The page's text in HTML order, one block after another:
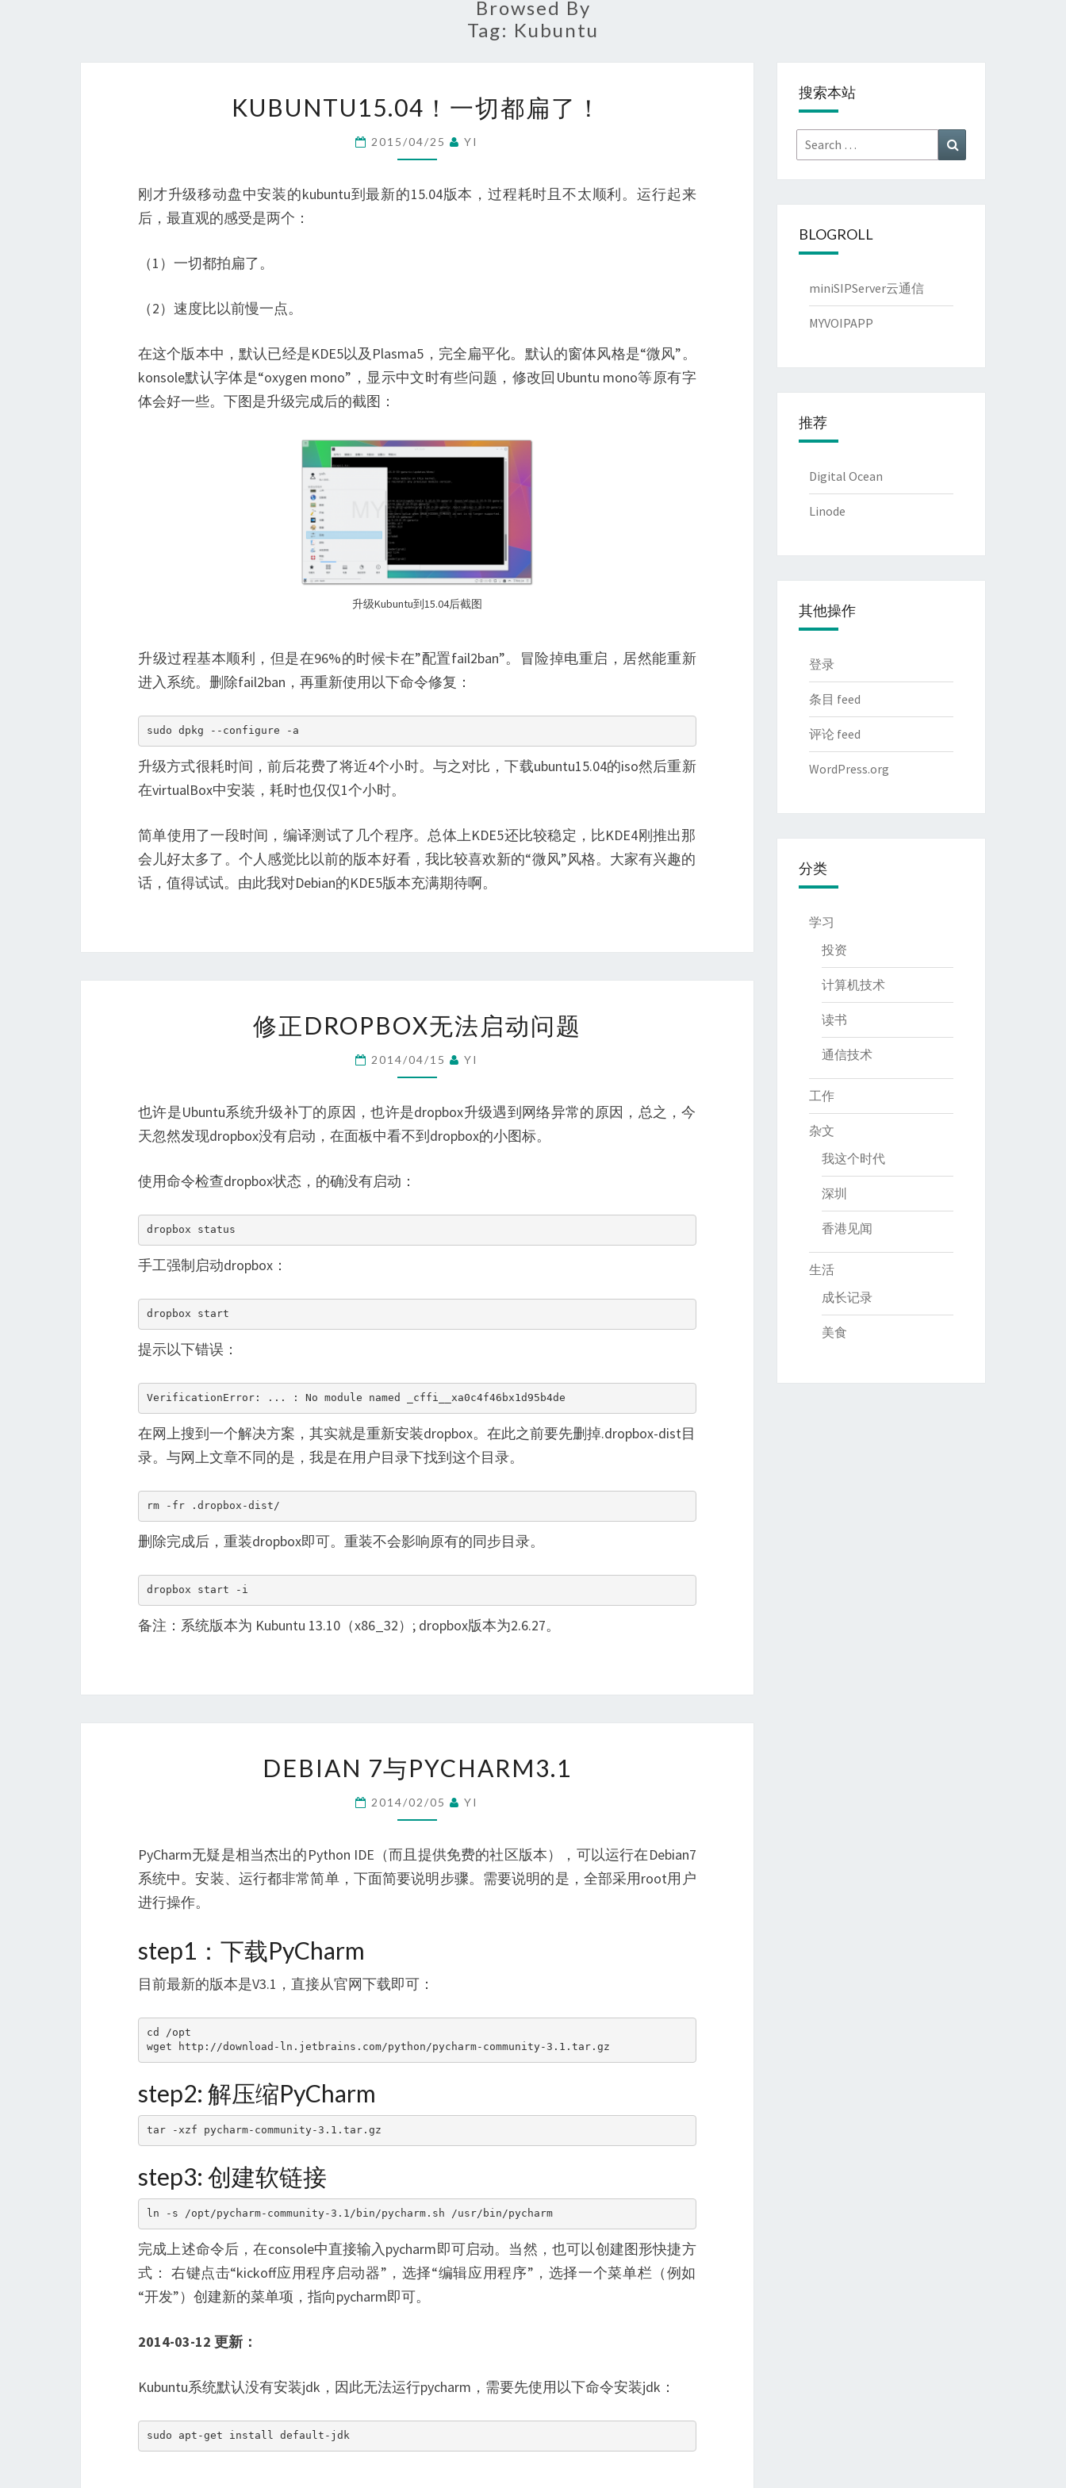
流
Browsed By
Tag: Kubuntu
一
切
都
了！
KUBUNTU15.04！一切都扁了！
2015/04/25 YI
刚才升级移动盘中安装的kubuntu到最新的15.04版本，过程耗时且不太顺利。运行起来
后，最直观的感受是两个：
（1）一切都拍扁了。
（2）速度比以前慢一点。
在这个版本中，默认已经是KDE5以及Plasma5，完全扁平化。默认的窗体风格是“微风”。
konsole默认字体是“oxygen mono”，显示中文时有些问题，修改回Ubuntu mono等原有字
体会好一些。下图是升级完成后的截图：
升级Kubuntu到15.04后截图
升级过程基本顺利，但是在96%的时候卡在”配置fail2ban”。冒险掉电重启，居然能重新
进入系统。删除fail2ban，再重新使用以下命令修复：
sudo dpkg --configure -a
升级方式很耗时间，前后花费了将近4个小时。与之对比，下载ubuntu15.04的iso然后重新
在virtualBox中安装，耗时也仅仅1个小时。
简单使用了一段时间，编译测试了几个程序。总体上KDE5还比较稳定，比KDE4刚推出那
会儿好太多了。个人感觉比以前的版本好看，我比较喜欢新的“微风”风格。大家有兴趣的
话，值得试试。由此我对Debian的KDE5版本充满期待啊。
正
DROPBOX
无
启
动
修正DROPBOX无法启动问题
2014/04/15 YI
也许是Ubuntu系统升级补丁的原因，也许是dropbox升级遇到网络异常的原因，总之，今
天忽然发现dropbox没有启动，在面板中看不到dropbox的小图标。
使用命令检查dropbox状态，的确没有启动：
dropbox status
手工强制启动dropbox：
dropbox start
提示以下错误：
VerificationError: ... : No module named _cffi__xa0c4f46bx1d95b4de
在网上搜到一个解决方案，其实就是重新安装dropbox。在此之前要先删掉.dropbox-dist目
录。与网上文章不同的是，我是在用户目录下找到这个目录。
rm -fr .dropbox-dist/
删除完成后，重装dropbox即可。重装不会影响原有的同步目录。
dropbox start -i
备注：系统版本为 Kubuntu 13.10（x86_32）; dropbox版本为2.6.27。
7
与
PYCHARM3.1
DEBIAN 7与PYCHARM3.1
2014/02/05 YI
PyCharm无疑是相当杰出的Python IDE（而且提供免费的社区版本），可以运行在Debian7
系统中。安装、运行都非常简单，下面简要说明步骤。需要说明的是，全部采用root用户
进行操作。
step1：下载PyCharm
目前最新的版本是V3.1，直接从官网下载即可：
cd /opt
wget http://download-ln.jetbrains.com/python/pycharm-community-3.1.tar.gz
step2: 解压缩PyCharm
tar -xzf pycharm-community-3.1.tar.gz
step3: 创建软链接
ln -s /opt/pycharm-community-3.1/bin/pycharm.sh /usr/bin/pycharm
完成上述命令后，在console中直接输入pycharm即可启动。当然，也可以创建图形快捷方
式： 右键点击“kickoff应用程序启动器”，选择“编辑应用程序”，选择一个菜单栏（例如
“开发”）创建新的菜单项，指向pycharm即可。
2014-03-12 更新：
Kubuntu系统默认没有安装jdk，因此无法运行pycharm，需要先使用以下命令安装jdk：
sudo apt-get install default-jdk
搜索本站
Search
for:
BLOGROLL
miniSIPServer云通信
MYVOIPAPP
推荐
Digital Ocean
Linode
其他操作
登录
条目 feed
评论 feed
WordPress.org
分类
学习
投资
计算机技术
读书
通信技术
工作
杂文
我这个时代
深圳
香港见闻
生活
成长记录
美食